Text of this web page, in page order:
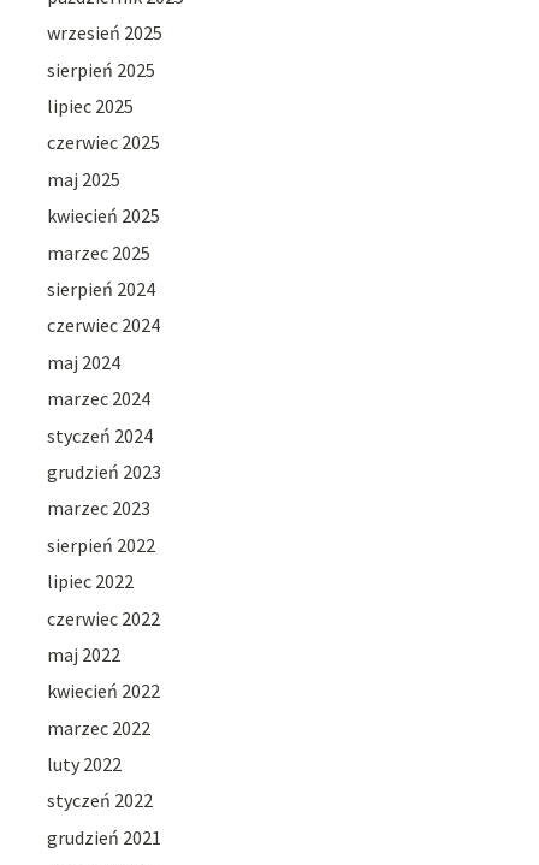
wrzesień 2025
sierpień 2025
lipiec 2025
czerwiec 2025
maj 2025
kwiecień 2025
marzec 2025
sierpień 2024
czerwiec 2024
maj 2024
marzec 2024
styczeń 2024
grudzień 2023
marzec 2023
sierpień 2022
lipiec 2022
czerwiec 2022
maj 2022
kwiecień 2022
marzec 2022
luty 2022
styczeń 2022
grudzień 2021